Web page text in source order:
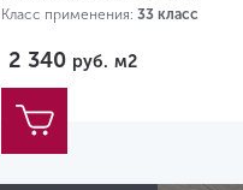
Класс применения: 33 класс
2 340 руб. м2